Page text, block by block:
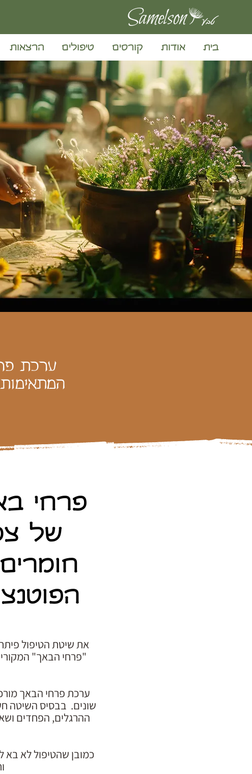
בית אודות קורסים טיפולים הרצאות
פרחי
של
את שיטת הטיפול
"פרחי הבאך"
שונים. בבסיס השיטה
ההרגלים, הפחדים
כמובן שהטיפול לא בא